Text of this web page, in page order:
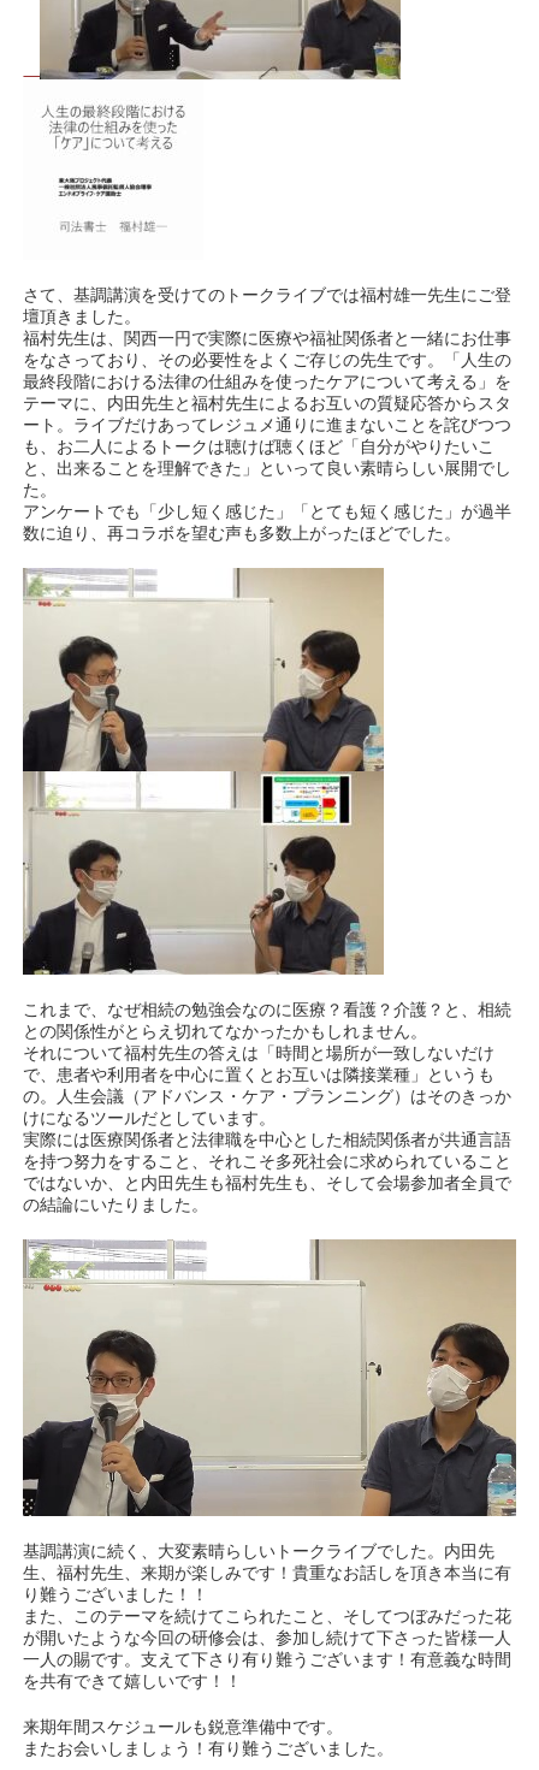
さて、基調講演を受けてのトークライブでは福村雄一先生にご登
壇頂きました。
福村先生は、関西一円で実際に医療や福祉関係者と一緒にお仕事
をなさっており、その必要性をよくご存じの先生です。「人生の
最終段階における法律の仕組みを使ったケアについて考える」を
テーマに、内田先生と福村先生によるお互いの質疑応答からスタ
ート。ライブだけあってレジュメ通りに進まないことを詫びつつ
も、お二人によるトークは聴けば聴くほど「自分がやりたいこ
と、出来ることを理解できた」といって良い素晴らしい展開でし
た。
アンケートでも「少し短く感じた」「とても短く感じた」が過半
数に迫り、再コラボを望む声も多数上がったほどでした。
これまで、なぜ相続の勉強会なのに医療？看護？介護？と、相続
との関係性がとらえ切れてなかったかもしれません。
それについて福村先生の答えは「時間と場所が一致しないだけ
で、患者や利用者を中心に置くとお互いは隣接業種」というも
の。人生会議（アドバンス・ケア・プランニング）はそのきっか
けになるツールだとしています。
実際には医療関係者と法律職を中心とした相続関係者が共通言語
を持つ努力をすること、それこそ多死社会に求められていること
ではないか、と内田先生も福村先生も、そして会場参加者全員で
の結論にいたりました。
基調講演に続く、大変素晴らしいトークライブでした。内田先
生、福村先生、来期が楽しみです！貴重なお話しを頂き本当に有
り難うございました！！
また、このテーマを続けてこられたこと、そしてつぼみだった花
が開いたような今回の研修会は、参加し続けて下さった皆様一人
一人の賜です。支えて下さり有り難うございます！有意義な時間
を共有できて嬉しいです！！
来期年間スケジュールも鋭意準備中です。
またお会いしましょう！有り難うございました。